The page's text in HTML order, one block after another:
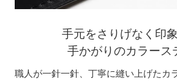
手元をさりげなく印
手かがりのカラース
職人が一針一針、丁寧に縫い上げたカ